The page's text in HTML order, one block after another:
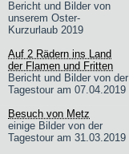
Bericht und Bilder von
unserem Oster-
Kurzurlaub 2019
Auf 2 Rädern ins Land
der Flamen und Fritten
Bericht und Bilder von der
Tagestour am 07.04.2019
Besuch von Metz
einige Bilder von der
Tagestour am 31.03.2019